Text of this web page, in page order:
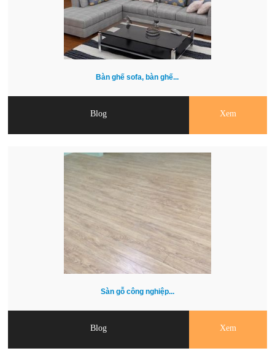
Bàn ghế sofa, bàn ghế...
Blog Xem
Sàn gỗ công nghiệp...
Blog Xem